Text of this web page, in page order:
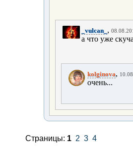
_vulcan_ ,
а что уже
kolginova,
очень...
Страницы: 1 2 3 4